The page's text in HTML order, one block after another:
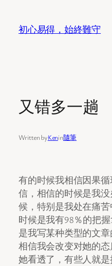
content
初心易得，始終難守
又错多一趟
Written byKenin隨筆
有的时候我相信因果
信，相信的时候是我
候，特别是我处在痛
时候是我有98％的把
是我写某种类型的文
相信我会改变对她的
她看透了，有些人就